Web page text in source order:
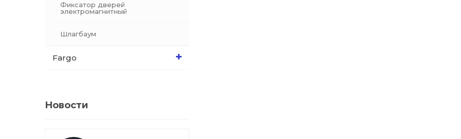
Фиксатор дверей
электромагнитный
Шлагбаум
Fargo
Новости